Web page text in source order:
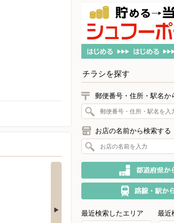
チラシを探す
郵便番号・住所・駅名か
お店の名前から検索する
最近検索したエリア 最近